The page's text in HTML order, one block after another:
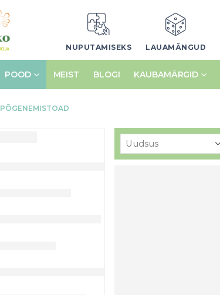
NUPUTAMISEKS LAUAMÄNGUD
POOD MEIST BLOGI KAUBAMÄRGID
PÕGENEMISTOAD